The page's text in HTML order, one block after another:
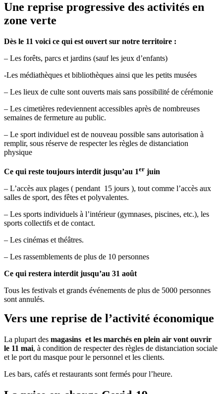
Une reprise progressive des activités en
zone verte
Dès le 11 voici ce qui est ouvert sur notre territoire :
– Les forêts, parcs et jardins (sauf les jeux d’enfants)
-Les médiathèques et bibliothèques ainsi que les petits musées
– Les lieux de culte sont ouverts mais sans possibilité de cérémonie
– Les cimetières redeviennent accessibles après de nombreuses
semaines de fermeture au public.
– Le sport individuel est de nouveau possible sans autorisation à
remplir, sous réserve de respecter les règles de distanciation
physique
Ce qui reste toujours interdit jusqu’au 1er juin
– L’accès aux plages ( pendant 15 jours ), tout comme l’accès aux
salles de sport, des fêtes et polyvalentes.
– Les sports individuels à l’intérieur (gymnases, piscines, etc.), les
sports collectifs et de contact.
– Les cinémas et théâtres.
– Les rassemblements de plus de 10 personnes
Ce qui restera interdit jusqu’au 31 août
Tous les festivals et grands événements de plus de 5000 personnes
sont annulés.
Vers une reprise de l’activité économique
La plupart des magasins et les marchés en plein air vont ouvrir
le 11 mai, à condition de respecter des règles de distanciation sociale
et le port du masque pour le personnel et les clients.
Les bars, cafés et restaurants sont fermés pour l’heure.